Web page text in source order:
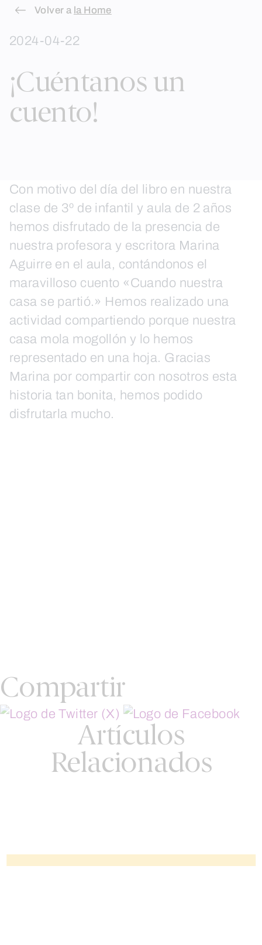
Skip
content
Volver a la Home
2024-04-22
¡Cuéntanos un
cuento!
Con motivo del día del libro en nuestra
clase de 3º de infantil y aula de 2 años
hemos disfrutado de la presencia de
nuestra profesora y escritora Marina
Aguirre en el aula, contándonos el
maravilloso cuento «Cuando nuestra
casa se partió.» Hemos realizado una
actividad compartiendo porque nuestra
casa mola mogollón y lo hemos
representado en una hoja. Gracias
Marina por compartir con nosotros esta
historia tan bonita, hemos podido
disfrutarla mucho.
Compartir
Artículos
Relacionados